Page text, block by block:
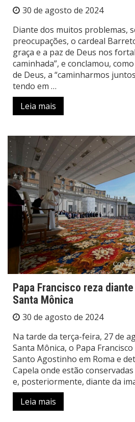
30 de agosto de 2024
Diante dos muitos problemas,
preocupações, o cardeal
graça e a paz de Deus nos
caminhada”, e conclamou,
de Deus, a “caminharmos
tendo em …
Leia mais
Papa Francisco reza
Santa Mônica
30 de agosto de 2024
Na tarde da terça-feira, 27 de
Santa Mônica, o Papa
Santo Agostinho em Roma e
Capela onde estão
e, posteriormente, diante da
Leia mais